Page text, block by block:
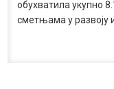
обухватила укупно
сметњама у развоју